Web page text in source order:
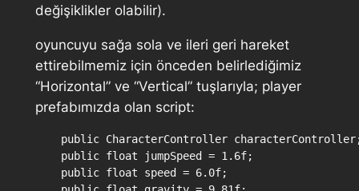
değişiklikler olabilir).
oyuncuyu sağa sola ve ileri geri hareket
ettirebilmemiz için önceden belirlediğimiz
“Horizontal” ve “Vertical” tuşlarıyla; player
prefabımızda olan script:
public CharacterController
    public float jumpSpeed = 1.6f;
    public float speed = 6.0f;